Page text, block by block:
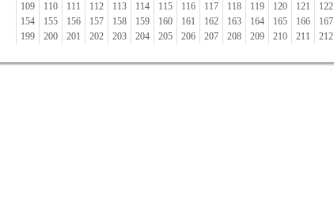
109
110 111 112 113 114 115 116 117 118 119 120 121 122
154
155 156 157 158 159 160 161 162 163 164 165 166 167
199
200 201 202 203 204 205 206 207 208 209 210 211 212